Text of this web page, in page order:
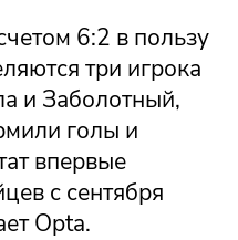
6:2 в пользу
три игрока
и Заболотный,
голы и
впервые
с сентября
Opta.